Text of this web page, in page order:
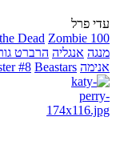
עדי פרל
Dead Zombie 100
מנגה אנגליה הרברט
אנימה
#8 Beastars